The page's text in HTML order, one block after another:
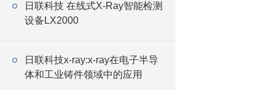
日联科技 在线式X-Ray智能检测
设备LX2000
日联科技x-ray:x-ray在电子半导
体和工业铸件领域中的应用